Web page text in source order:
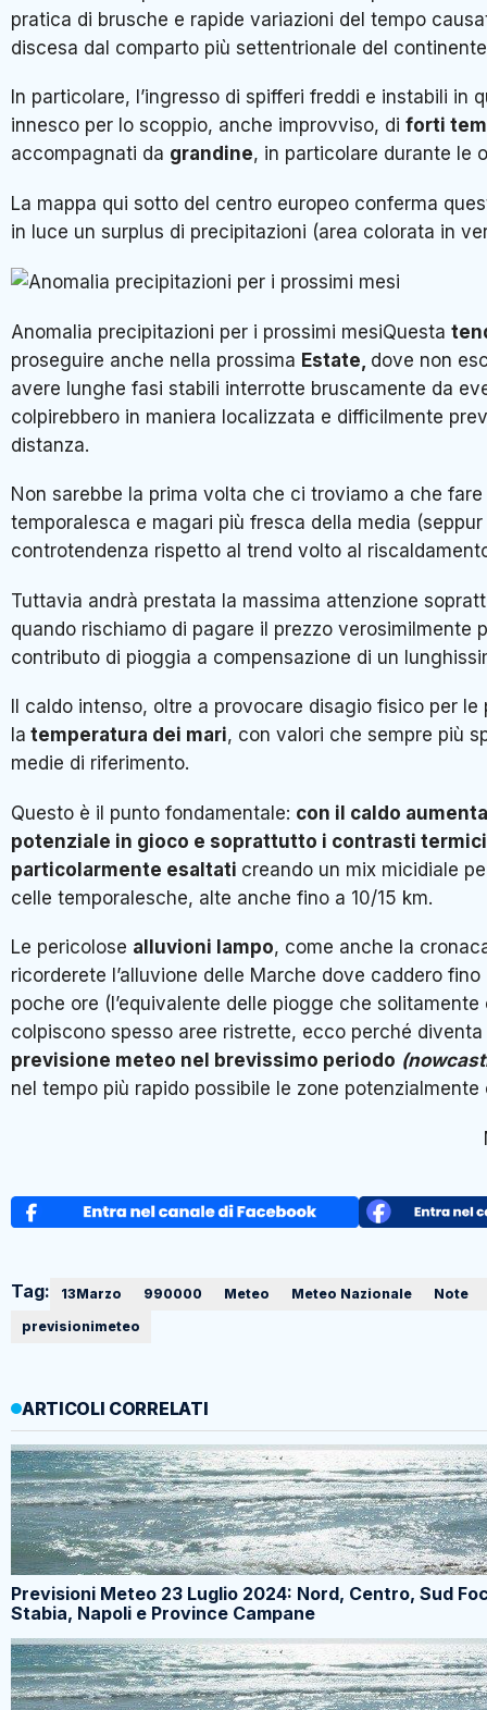
pratica di brusche e rapide variazioni del tempo
discesa dal comparto più settentrionale del
In particolare, l’ingresso di spifferi freddi e instabili in
innesco per lo scoppio, anche improvviso, di forti
accompagnati da grandine, in particolare durante le
La mappa qui sotto del centro europeo conferma
in luce un surplus di precipitazioni (area colorata in
Anomalia precipitazioni per i prossimi mesiQuesta
proseguire anche nella prossima Estate, dove non
avere lunghe fasi stabili interrotte bruscamente da
colpirebbero in maniera localizzata e difficilmente
distanza.
Non sarebbe la prima volta che ci troviamo a che fare
temporalesca e magari più fresca della media
controtendenza rispetto al trend volto al
Tuttavia andrà prestata la massima attenzione
quando rischiamo di pagare il prezzo verosimilmente
contributo di pioggia a compensazione di un
Il caldo intenso, oltre a provocare disagio fisico per
la temperatura dei mari, con valori che sempre più
medie di riferimento.
Questo è il punto fondamentale: con il caldo
potenziale in gioco e soprattutto i contrasti
particolarmente esaltati creando un mix micidiale
celle temporalesche, alte anche fino a 10/15 km.
Le pericolose alluvioni lampo, come anche la
ricorderete l’alluvione delle Marche dove caddero
poche ore (l’equivalente delle piogge che
colpiscono spesso aree ristrette, ecco perché
previsione meteo nel brevissimo periodo
nel tempo più rapido possibile le zone potenzialmente
Tag: 13Marzo 990000 Meteo Meteo Nazionale
Note
previsionimeteo
ARTICOLI CORRELATI
Previsioni Meteo 23 Luglio 2024: Nord, Centro, Sud
Stabia, Napoli e Province Campane